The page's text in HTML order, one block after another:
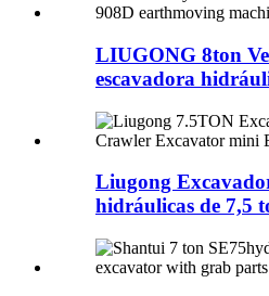
LIUGONG 8ton
escavadora
Liugong
hidráulicas de 7,5